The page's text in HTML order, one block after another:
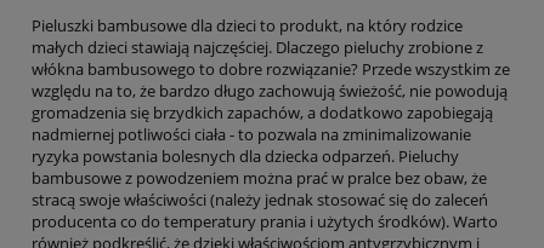
Pieluszki bambusowe dla dzieci to produkt, na który rodzice
małych dzieci stawiają najczęściej. Dlaczego pieluchy zrobione z
włókna bambusowego to dobre rozwiązanie? Przede wszystkim ze
względu na to, że bardzo długo zachowują świeżość, nie powodują
gromadzenia się brzydkich zapachów, a dodatkowo zapobiegają
nadmiernej potliwości ciała - to pozwala na zminimalizowanie
ryzyka powstania bolesnych dla dziecka odparzeń. Pieluchy
bambusowe z powodzeniem można prać w pralce bez obaw, że
stracą swoje właściwości (należy jednak stosować się do zaleceń
producenta co do temperatury prania i użytych środków). Warto
również podkreślić, że dzięki właściwościom antygrzybicznym i